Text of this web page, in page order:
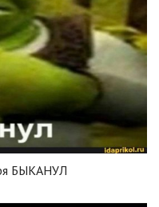
БЫКАНУЛ